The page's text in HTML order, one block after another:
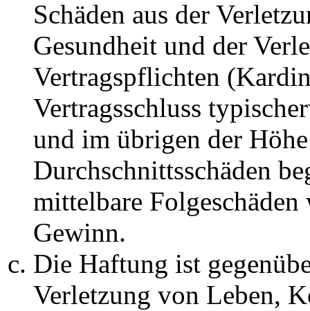
Schäden aus der
Gesundheit und der
Vertragspflichten
Vertragsschluss
und im übrigen der
Durchschnittsschäden
mittelbare Folgeschäden
Gewinn.
Die Haftung ist
Verletzung von Leben,